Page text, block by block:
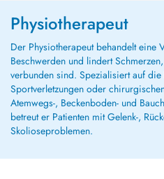
du Plateau (Fléron): 04/
Physiotherapeut
Der Physiotherapeut behandelt eine
Beschwerden und lindert
verbunden sind. Spezialisiert auf
Sportverletzungen oder
Atemwegs-, Beckenboden- und
betreut er Patienten mit Gelenk-,
Skolioseproblemen.